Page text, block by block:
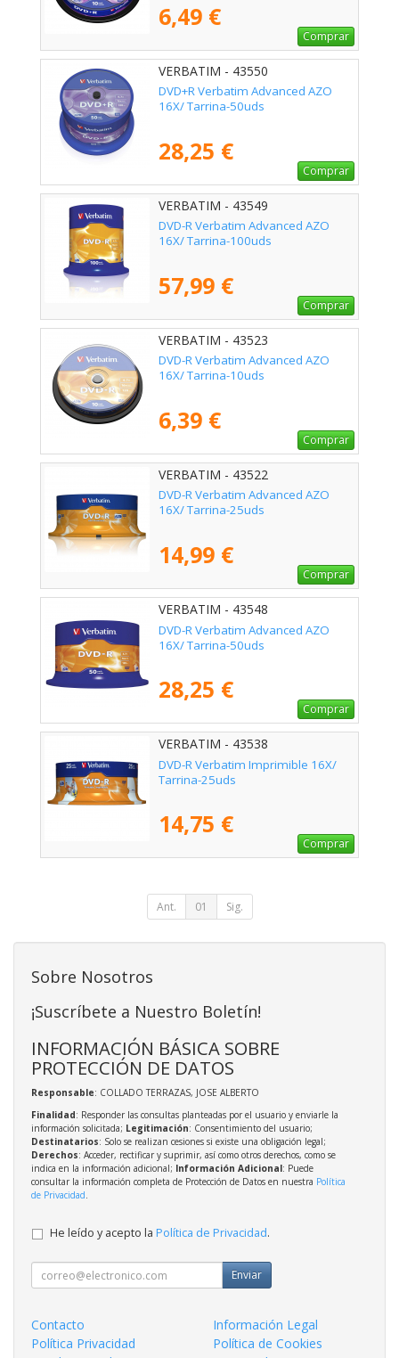
6,49 €
Comprar
VERBATIM - 43550
DVD+R Verbatim Advanced AZO
16X/ Tarrina-50uds
28,25 €
Comprar
VERBATIM - 43549
DVD-R Verbatim Advanced AZO
16X/ Tarrina-100uds
57,99 €
Comprar
VERBATIM - 43523
DVD-R Verbatim Advanced AZO
16X/ Tarrina-10uds
6,39 €
Comprar
VERBATIM - 43522
DVD-R Verbatim Advanced AZO
16X/ Tarrina-25uds
14,99 €
Comprar
VERBATIM - 43548
DVD-R Verbatim Advanced AZO
16X/ Tarrina-50uds
28,25 €
Comprar
VERBATIM - 43538
DVD-R Verbatim Imprimible 16X/
Tarrina-25uds
14,75 €
Comprar
Ant. 01 Sig.
Sobre Nosotros
¡Suscríbete a Nuestro Boletín!
INFORMACIÓN BÁSICA SOBRE
PROTECCIÓN DE DATOS
Responsable: COLLADO TERRAZAS, JOSE ALBERTO
Finalidad: Responder las consultas planteadas por el usuario y enviarle la
información solicitada; Legitimación: Consentimiento del usuario;
Destinatarios: Solo se realizan cesiones si existe una obligación legal;
Derechos: Acceder, rectificar y suprimir, así como otros derechos, como se
indica en la información adicional; Información Adicional: Puede
consultar la información completa de Protección de Datos en nuestra Política
de Privacidad.
He leído y acepto la Política de Privacidad.
Enviar
Contacto
Información Legal
Política Privacidad
Política de Cookies